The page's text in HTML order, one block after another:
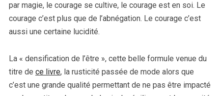
par magie, le courage se cultive, le courage est en soi. Le
courage c’est plus que de l’abnégation. Le courage c’est
aussi une certaine lucidité.
La « densification de l’être », cette belle formule venue du
titre de ce livre, la rusticité passée de mode alors que
c’est une grande qualité permettant de ne pas être impacté